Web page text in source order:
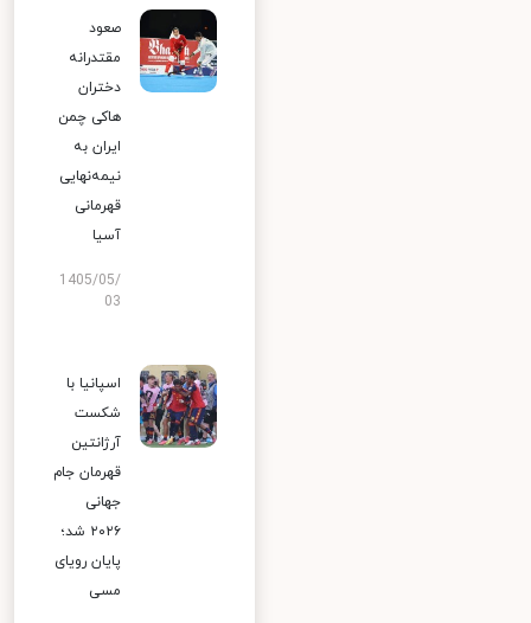
صعود
مقتدرانه
دختران
هاکی چمن
ایران به
نیمه‌نهایی
قهرمانی
آسیا
1405/05/
03
اسپانیا با
شکست
آرژانتین
قهرمان جام
جهانی
۲۰۲۶ شد؛
پایان رویای
مسی